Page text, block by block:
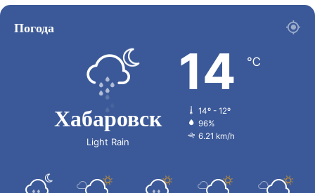
Погода
Хабаровск
Light Rain
14 ℃
14º - 12º
96%
6.21 km/h